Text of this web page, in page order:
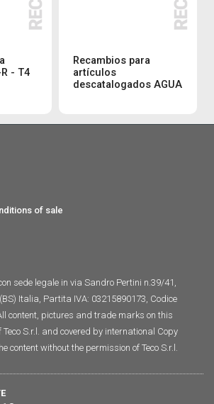
- T4
Recambios para
artículos
descatalogados AGUA
of sale
sede legale in via Sandro Pertini n.39/41,
Italia, Partita IVA: 03215890173, Codice
content, pictures and trade marks on this
S.r.l. and covered by international Copy
content without the permission of Teco S.r.l.